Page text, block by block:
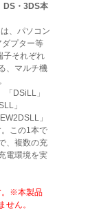
DS・3DS本
、パソコン
プター等
子それぞれ
、マルチ機
DSiLL」
」
」
。この1本で
、複数の充
電環境を実
。※本製品
せん。